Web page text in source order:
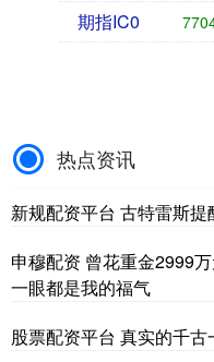
期指IC0
热点资讯
新规配资平台 古特雷斯
申穆配资 曾花重金2999
一眼都是我的福气
股票配资平台 真实的千